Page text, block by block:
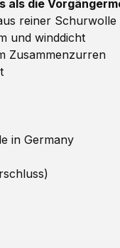
als die
reiner
und winddicht
Zusammenzurren
in Germany